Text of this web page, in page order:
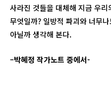
사라진 것들을 대체해 지금 우
무엇일까? 일방적 파괴와 너무
아닐까 생각해 본다.
–박혜정 작가노트 중에서-